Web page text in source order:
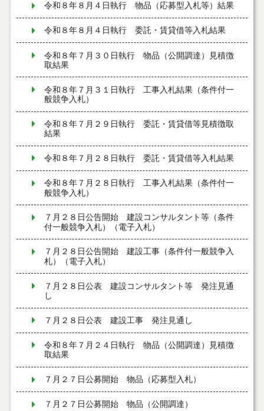
令和８年８月４日執行 物品（応募型入札等）結果
令和８年８月４日執行 委託・賃貸借等入札結果
令和８年７月３０日執行 物品（公開調達）見積徴
取結果
令和８年７月３１日執行 工事入札結果（条件付一
般競争入札）
令和８年７月２９日執行 委託・賃貸借等見積徴取
結果
令和８年７月２８日執行 委託・賃貸借等入札結果
令和８年７月２８日執行 工事入札結果（条件付一
般競争入札）
７月２８日公告開始 建設コンサルタント等（条件
付一般競争入札）（電子入札）
７月２８日公告開始 建設工事（条件付一般競争入
札）（電子入札）
７月２８日公表 建設コンサルタント等 発注見通
し
７月２８日公表 建設工事 発注見通し
令和８年７月２４日執行 物品（公開調達）見積徴
取結果
７月２７日公募開始 物品（応募型入札）
７月２７日公募開始 物品（公開調達）